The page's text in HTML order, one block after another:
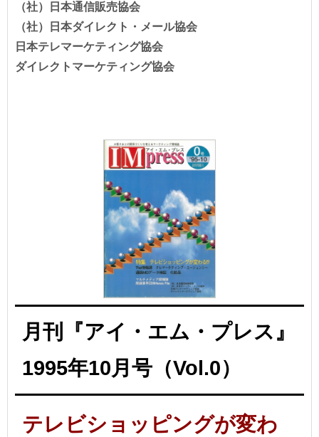
（社）日本通信販売協会
（社）日本ダイレクト・メール協会
日本テレマーケティング協会
ダイレクトマーケティング協会
月刊『アイ・エム・プレス』
1995年10月号（Vol.0）
テレビショッピングが変わ